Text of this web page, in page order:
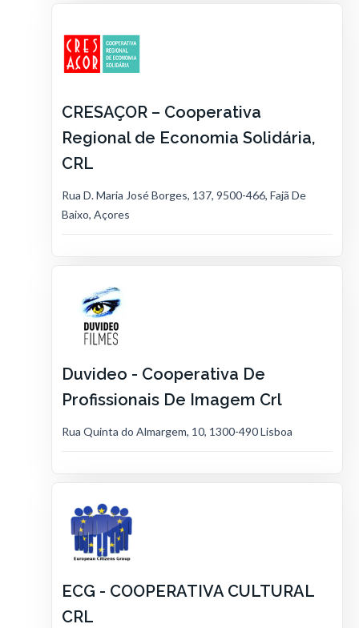
CRESAÇOR – Cooperativa
Regional de Economia Solidária,
CRL
Rua D. Maria José Borges, 137, 9500-466, Fajã De
Baixo, Açores
Duvideo - Cooperativa De
Profissionais De Imagem Crl
Rua Quinta do Almargem, 10, 1300-490 Lisboa
ECG - COOPERATIVA CULTURAL
CRL